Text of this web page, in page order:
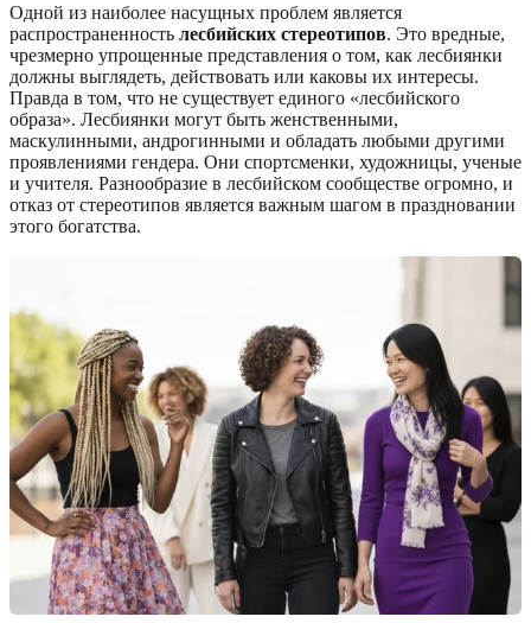
Одной из наиболее насущных проблем является
распространенность лесбийских стереотипов. Это вредные,
чрезмерно упрощенные представления о том, как лесбиянки
должны выглядеть, действовать или каковы их интересы.
Правда в том, что не существует единого «лесбийского
образа». Лесбиянки могут быть женственными,
маскулинными, андрогинными и обладать любыми другими
проявлениями гендера. Они спортсменки, художницы, ученые
и учителя. Разнообразие в лесбийском сообществе огромно, и
отказ от стереотипов является важным шагом в праздновании
этого богатства.